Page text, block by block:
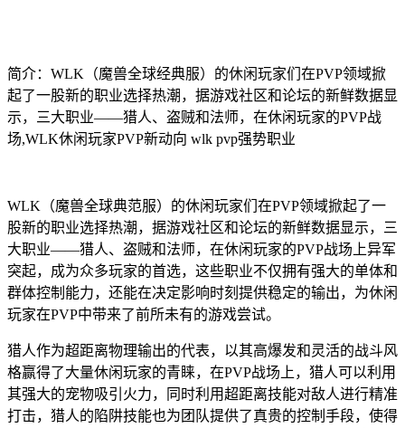
简介：WLK（魔兽全球经典服）的休闲玩家们在PVP领域掀
起了一股新的职业选择热潮，据游戏社区和论坛的新鲜数据显
示，三大职业——猎人、盗贼和法师，在休闲玩家的PVP战
场,WLK休闲玩家PVP新动向 wlk pvp强势职业
WLK（魔兽全球典范服）的休闲玩家们在PVP领域掀起了一
股新的职业选择热潮，据游戏社区和论坛的新鲜数据显示，三
大职业——猎人、盗贼和法师，在休闲玩家的PVP战场上异军
突起，成为众多玩家的首选，这些职业不仅拥有强大的单体和
群体控制能力，还能在决定影响时刻提供稳定的输出，为休闲
玩家在PVP中带来了前所未有的游戏尝试。
猎人作为超距离物理输出的代表，以其高爆发和灵活的战斗风
格赢得了大量休闲玩家的青睐，在PVP战场上，猎人可以利用
其强大的宠物吸引火力，同时利用超距离技能对敌人进行精准
打击，猎人的陷阱技能也为团队提供了真贵的控制手段，使得